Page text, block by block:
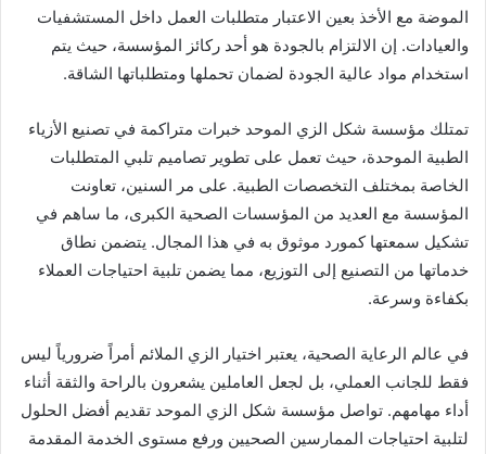
الموضة مع الأخذ بعين الاعتبار متطلبات العمل داخل المستشفيات
والعيادات. إن الالتزام بالجودة هو أحد ركائز المؤسسة، حيث يتم
استخدام مواد عالية الجودة لضمان تحملها ومتطلباتها الشاقة.
تمتلك مؤسسة شكل الزي الموحد خبرات متراكمة في تصنيع الأزياء
الطبية الموحدة، حيث تعمل على تطوير تصاميم تلبي المتطلبات
الخاصة بمختلف التخصصات الطبية. على مر السنين، تعاونت
المؤسسة مع العديد من المؤسسات الصحية الكبرى، ما ساهم في
تشكيل سمعتها كمورد موثوق به في هذا المجال. يتضمن نطاق
خدماتها من التصنيع إلى التوزيع، مما يضمن تلبية احتياجات العملاء
بكفاءة وسرعة.
في عالم الرعاية الصحية، يعتبر اختيار الزي الملائم أمراً ضرورياً ليس
فقط للجانب العملي، بل لجعل العاملين يشعرون بالراحة والثقة أثناء
أداء مهامهم. تواصل مؤسسة شكل الزي الموحد تقديم أفضل الحلول
لتلبية احتياجات الممارسين الصحيين ورفع مستوى الخدمة المقدمة